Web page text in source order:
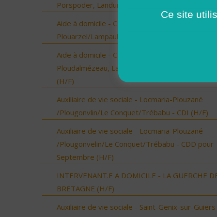
Porspoder, Landunvez - CDI (H/F)
Aide à domicile - CDD Septembre -
Plouarzel/Lampaul-Plouarzel/Ploumoguer (H/F)
Aide à domicile - CDD Septembre -
Ploudalmézeau, Lampaul-Ploudalmézeau, St Pabu
(H/F)
Auxiliaire de vie sociale - Locmaria-Plouzané
/Plougonvlin/Le Conquet/Trébabu - CDI (H/F)
Auxiliaire de vie sociale - Locmaria-Plouzané
/Plougonvelin/Le Conquet/Trébabu - CDD pour
Septembre (H/F)
INTERVENANT.E A DOMICILE - LA GUERCHE
BRETAGNE (H/F)
Auxiliaire de vie sociale - Saint-Genix-sur-Guiers
Ce site